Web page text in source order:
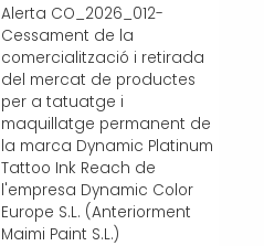
Alerta CO_2026_012-
Cessament de la
comercialització i retirada
del mercat de productes
per a tatuatge i
maquillatge permanent de
la marca Dynamic Platinum
Tattoo Ink Reach de
l'empresa Dynamic Color
Europe S.L. (Anteriorment
Maimi Paint S.L.)